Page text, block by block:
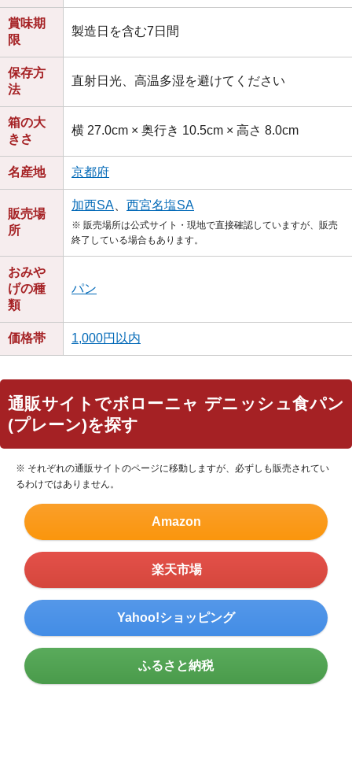
賞味期
限
製造日を含む7日間
保存方
法
直射日光、高温多湿を避けてください
箱の大
きさ
横 27.0cm × 奥行き 10.5cm × 高さ 8.0cm
名産地 京都府
販売場
所
加西SA 西宮名塩SA
※ 販売場所は公式サイト・現地で直接確認していますが、販売
終了している場合もあります。
おみや
げの種
類
パン
価格帯 1,000円以内
通販サイトでボローニャ デニッシュ食パン
(プレーン)を探す
※ それぞれの通販サイトのページに移動しますが、必ずしも販売されてい
るわけではありません。
Amazon
楽天市場
Yahoo!ショッピング
ふるさと納税